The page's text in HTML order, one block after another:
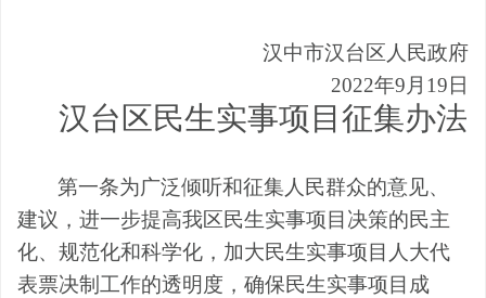
汉中市汉台区人民政府
2022年9 月 19 日
汉台区民生实事项目征集办法
第一条为广泛倾听和征集人民群众的意见、
建议，进一步提高我区民生实事项目决策的民主
化、规范化和科学化，加大民生实事项目人大代
表票决制工作的透明度，确保民生实事项目成